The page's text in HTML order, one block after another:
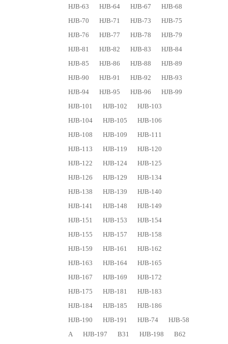
HJB-63
HJB-64 HJB-67
HJB-68
HJB-70
HJB-71 HJB-73
HJB-75
HJB-76
HJB-77 HJB-78
HJB-79
HJB-81
HJB-82 HJB-83
HJB-84
HJB-85
HJB-86 HJB-88
HJB-89
HJB-90
HJB-91 HJB-92
HJB-93
HJB-94
HJB-95 HJB-96
HJB-99
HJB-101
HJB-102
HJB-103
HJB-104
HJB-105
HJB-106
HJB-108
HJB-109
HJB-111
HJB-113
HJB-119
HJB-120
HJB-122
HJB-124
HJB-125
HJB-126
HJB-129
HJB-134
HJB-138
HJB-139
HJB-140
HJB-141
HJB-148
HJB-149
HJB-151
HJB-153
HJB-154
HJB-155
HJB-157
HJB-158
HJB-159
HJB-161
HJB-162
HJB-163
HJB-164
HJB-165
HJB-167
HJB-169
HJB-172
HJB-175
HJB-181
HJB-183
HJB-184
HJB-185
HJB-186
HJB-190
HJB-191 HJB-74
HJB-58
A
HJB-197 B31 HJB-198
B62